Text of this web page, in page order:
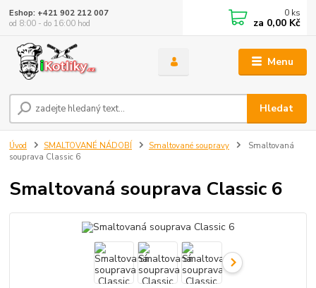
Menu
Hledat
Eshop: +421 902 212 007
od 8:00 - do 16:00 hod
0 ks
za 0,00 Kč
Úvod SMALTOVANÉ NÁDOBÍ Smaltované soupravy
Smaltovaná
souprava Classic 6
Smaltovaná souprava Classic 6